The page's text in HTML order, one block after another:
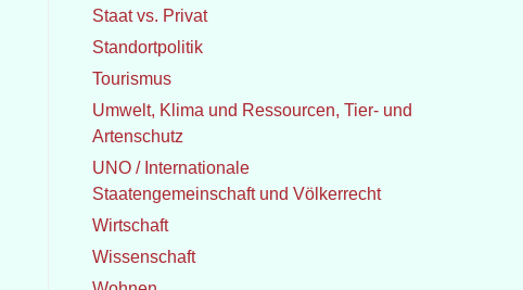
Staat vs. Privat
Standortpolitik
Tourismus
Umwelt, Klima und Ressourcen, Tier- und
Artenschutz
UNO / Internationale
Staatengemeinschaft und Völkerrecht
Wirtschaft
Wissenschaft